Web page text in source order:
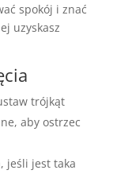
spokój i znać
uzyskasz
trójkąt
aby ostrzec
jeśli jest taka